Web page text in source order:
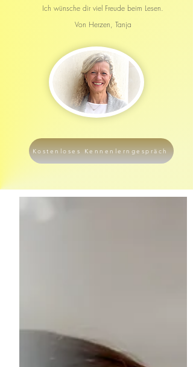
Ich wünsche dir viel Freude beim Lesen.
Von Herzen, Tanja
Kostenloses Kennenlerngespräch